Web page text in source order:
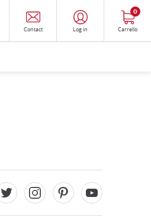
Contact Log in Carrello
0